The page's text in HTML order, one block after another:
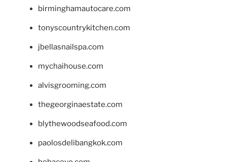
birminghamautocare.com
tonyscountrykitchen.com
jbellasnailspa.com
mychaihouse.com
alvisgrooming.com
thegeorginaestate.com
blythewoodseafood.com
paolosdelibangkok.com